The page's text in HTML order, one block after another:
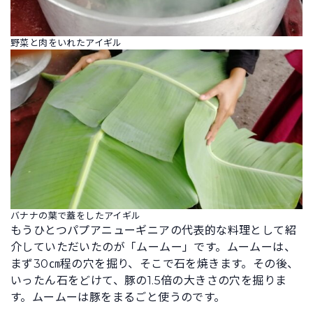
野菜と肉をいれたアイギル
バナナの葉で蓋をしたアイギル
もうひとつパプアニューギニアの代表的な料理として紹
介していただいたのが「ムームー」です。ムームーは、
まず30㎝程の穴を掘り、そこで石を焼きます。その後、
いったん石をどけて、豚の1.5倍の大きさの穴を掘りま
す。ムームーは豚をまるごと使うのです。